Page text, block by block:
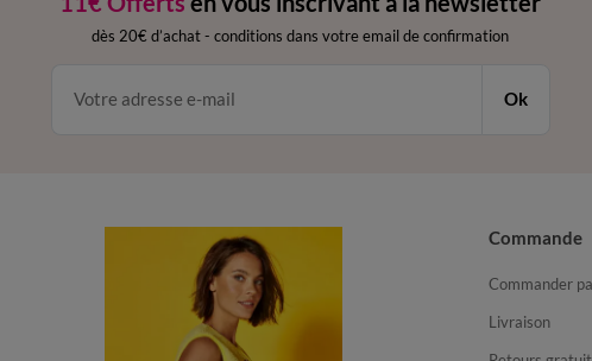
dès 20€ d’achat - conditions dans votre email de confirmation
Ok
Commande
Commander
Livraison